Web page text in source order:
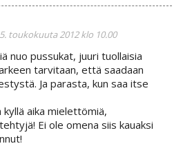
toukokuuta 2012 klo 10.00
nuo pussukat, juuri tuollaisia
tarvitaan, että saadaan
Ja parasta, kun saa itse
kyllä aika mielettömiä,
Ei ole omena siis kauaksi